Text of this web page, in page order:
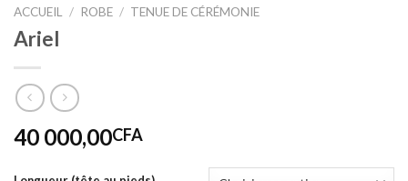
ACCUEIL / ROBE / TENUE DE CÉRÉMONIE
Ariel
40 000,00CFA